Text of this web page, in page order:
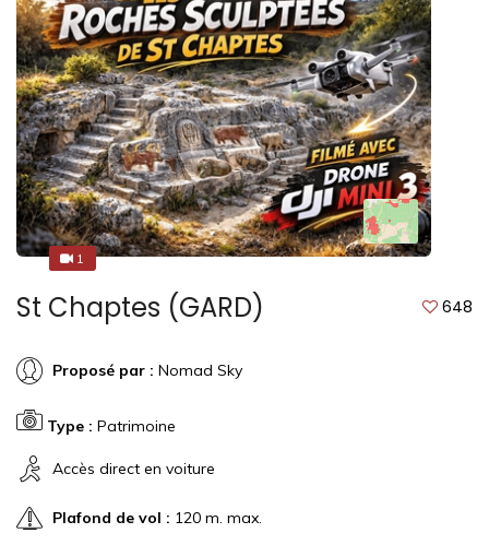
11
St Chaptes (GARD) 648
Proposé par : Nomad Sky
Type : Patrimoine
Accès direct en voiture
Plafond de vol : 120 m. max.